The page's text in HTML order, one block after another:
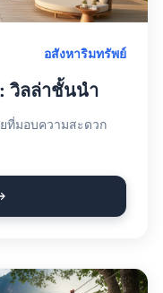
อสังหาริมทรัพย์
วิลล่าชั้นนำ
ที่มอบความสะดวก